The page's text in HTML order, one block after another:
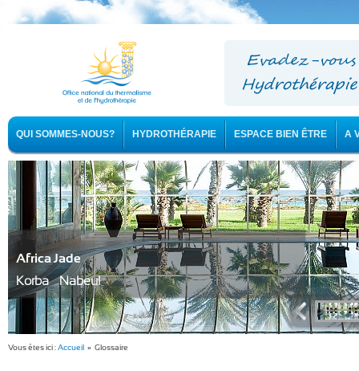
QUI SOMMES-NOUS? HYDROTHÉRAPIE ESPACE BIEN ÊTRE A
Africa Jade
Korba - Nabeul
Vous êtes ici :Accueil » Glossaire